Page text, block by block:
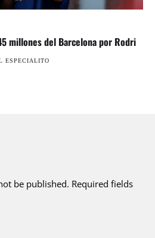
millones del Barcelona por Rodri
ESPECIALITO
be published. Required fields